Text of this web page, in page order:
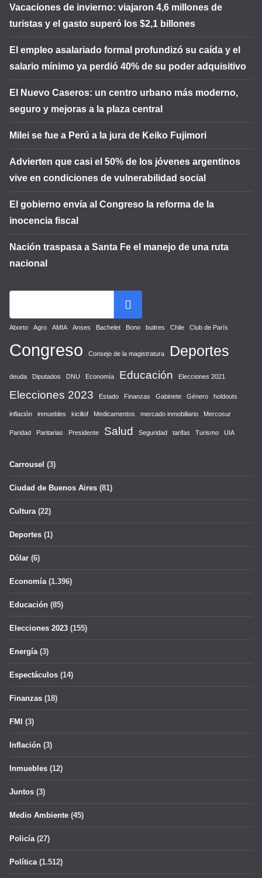
Vacaciones de invierno: viajaron 4,6 millones de
turistas y el gasto superó los $2,1 billones
El empleo asalariado formal profundizó su caída y el
salario mínimo ya perdió 40% de su poder adquisitivo
El Nuevo Caseros: un centro urbano más moderno,
seguro y mejoras a la plaza central
Milei se fue a Perú a la jura de Keiko Fujimori
Advierten que casi el 50% de los jóvenes argentinos
vive en condiciones de vulnerabilidad social
El gobierno envía al Congreso la reforma de la
inocencia fiscal
Nación traspasa a Santa Fe el manejo de una ruta
nacional
Aborto Agro AMIA Anses Bachelet Bono buitres Chile Club de París
Congreso Consejo de la magistratura Deportes
deuda Diputados DNU Economía Educación Elecciones 2021
Elecciones 2023 Estado Finanzas Gabinete Género holdouts
inflación inmuebles kicillof Medicamentos mercado inmobiliario Mercosur
Paridad Paritarias Presidente Salud Seguridad tarifas Turismo UIA
Carrousel (3)
Ciudad de Buenos Aires (81)
Cultura(22)
Deportes (1)
Dólar (6)
Economía(1.396)
Educación (85)
Elecciones 2023 (155)
Energía(3)
Espectáculos (14)
Finanzas (18)
FMI (3)
Inflación (3)
Inmuebles (12)
Juntos (3)
Medio Ambiente (45)
Policía(27)
Política(1.512)